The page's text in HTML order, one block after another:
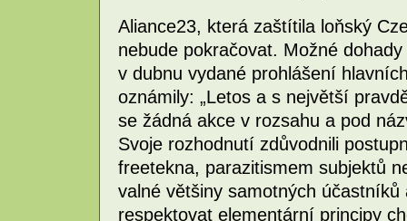
Aliance23, která zaštítila loňský
nebude pokračovat. Možné
v dubnu vydané prohlášení
oznámily: „Letos a s největší
se žádná akce v rozsahu a pod
Svoje rozhodnutí zdůvodnili
freetekna, parazitismem subjektů
valné většiny samotných
respektovat elementární principy